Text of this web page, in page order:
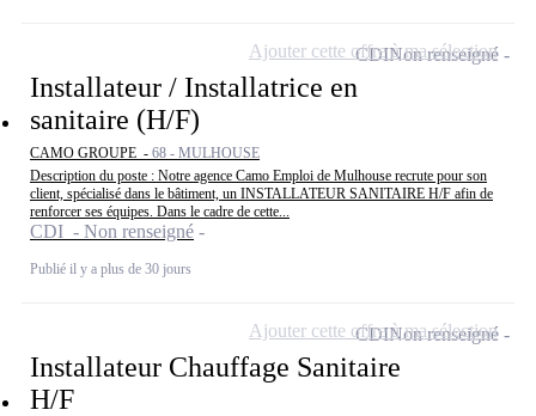
Installateur / Installatrice en
sanitaire (H/F)
CAMO GROUPE - 68 - MULHOUSE
Description du poste : Notre agence Camo Emploi de Mulhouse recrute pour son
client, spécialisé dans le bâtiment, un INSTALLATEUR SANITAIRE H/F afin de
renforcer ses équipes. Dans le cadre de cette...
CDI - Non renseigné
Publié il y a plus de 30 jours
CDINon renseigné
Ajouter cette offre à ma sélection
Installateur Chauffage Sanitaire
H/F
CDINon renseigné
Ajouter cette offre à ma sélection